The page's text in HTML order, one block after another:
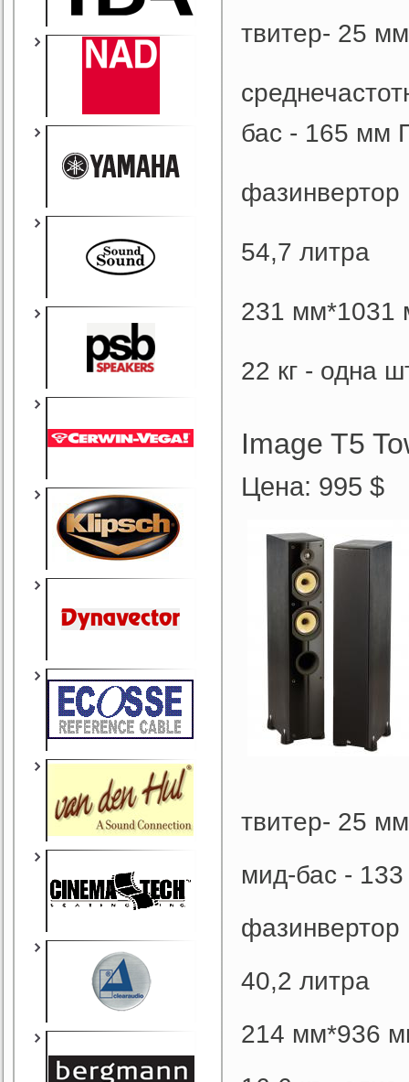
твитер- 25
бас - 165 мм
фазинвертор
54,7 литра
231 мм*1031
22 кг - одна
Image T5
Цена: 995 $
твитер- 25
мид-бас -
фазинвертор
40,2 литра
214 мм*936